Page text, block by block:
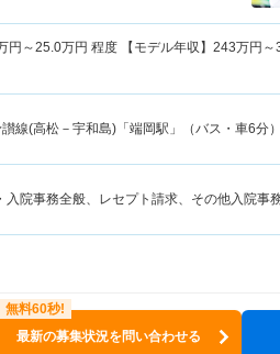
円～25.0万円 程度 【モデル年収】 243万円～
讃線(高松－宇和島)「端岡駅」（バス・車6分）
入院事務全般、レセプト請求、その他入院事
最新の募集状況を問い合わせる